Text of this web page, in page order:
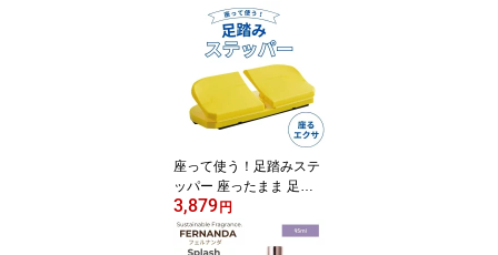
座って使う！足踏みステ
ッパー 座ったまま 足踏
み 足ふみ 足ぶみ マシン
器具 健康器具 高齢者 静
音 エクササイズ
3,879円